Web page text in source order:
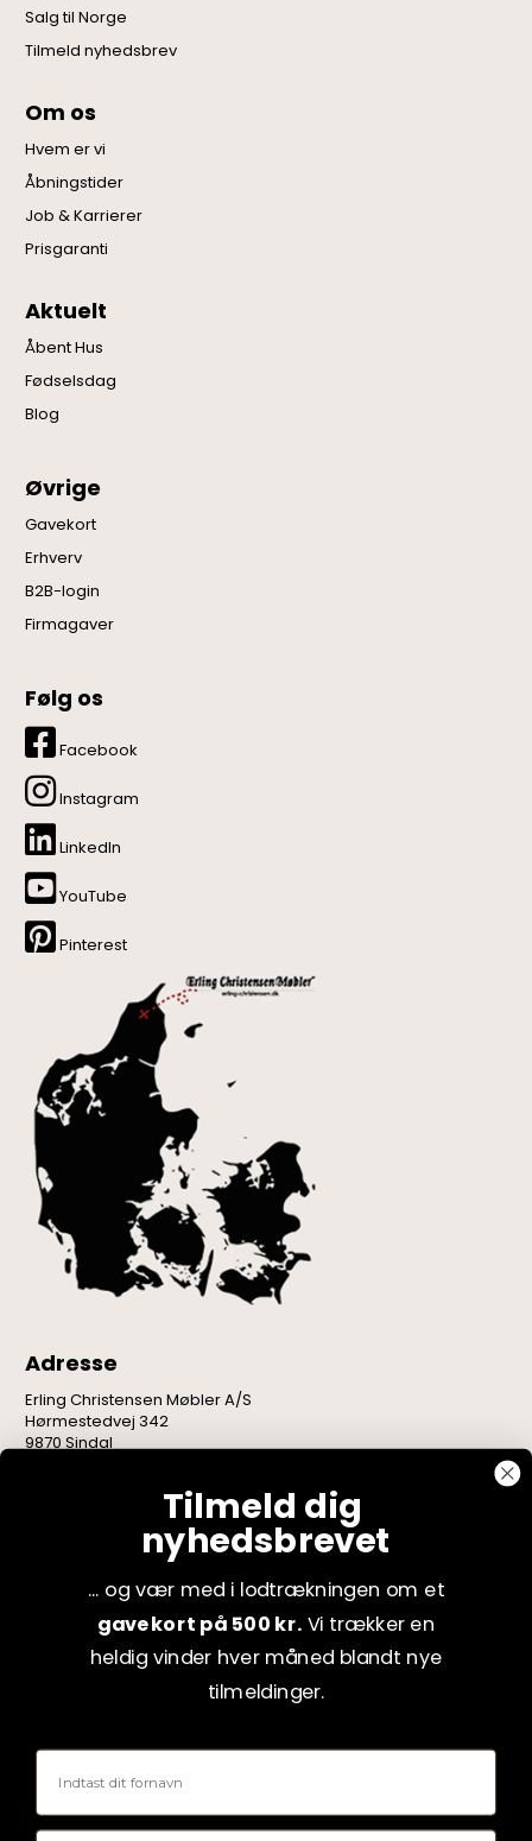
Salg til Norge
Tilmeld nyhedsbrev
Om os
Hvem er vi
Åbningstider
Job & Karrierer
Prisgaranti
Aktuelt
Åbent Hus
Fødselsdag
Blog
Øvrige
Gavekort
Erhverv
B2B-login
Firmagaver
Følg os
Facebook
Instagram
LinkedIn
YouTube
Pinterest
Adresse
Erling Christensen Møbler A/S
Hørmestedvej 342
9870 Sindal
Tilmeld dig
nyhedsbrevet
... og vær med i lodtrækningen om et
gavekort på 500 kr. Vi trækker en
heldig vinder hver måned blandt nye
tilmeldinger.
Fornavn
Email